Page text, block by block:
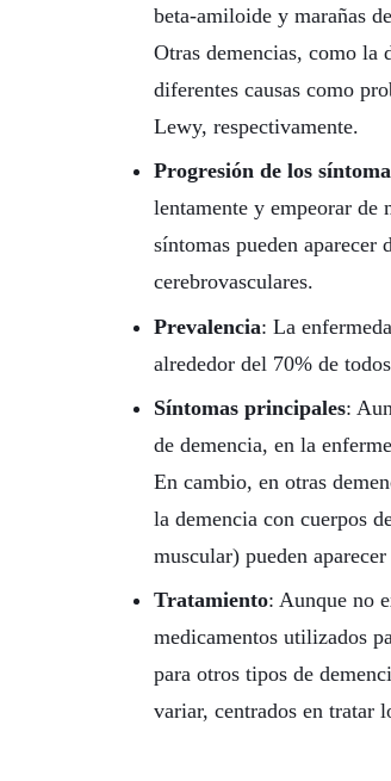
beta-amiloide y marañas
Otras demencias, como la
diferentes causas como
Lewy, respectivamente.
Progresión de los
lentamente y empeorar de
síntomas pueden aparecer
cerebrovasculares.
Prevalencia: La
alrededor del 70% de
Síntomas principales:
de demencia, en la
En cambio, en otras
la demencia con cuerpos
muscular) pueden
Tratamiento: Aunque no
medicamentos utilizados
para otros tipos de
variar, centrados en tratar